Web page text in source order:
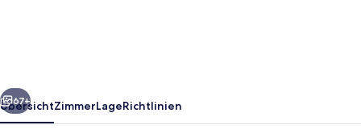
Weiter
67+
ÜbersichtZimmerLageRichtlinien